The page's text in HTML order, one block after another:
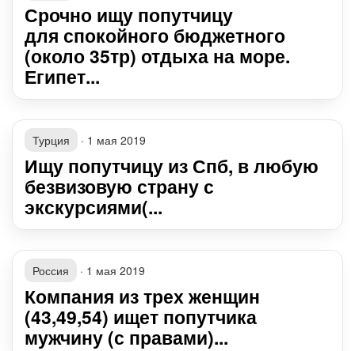
Срочно ищу попутчицу
для спокойного бюджетного
(около 35тр) отдыха на море.
Египет...
Турция · 1 мая 2019
Ищу попутчицу из Спб, в любую
безвизовую страну с
экскурсиями(...
Россия · 1 мая 2019
Компания из трех женщин
(43,49,54) ищет попутчика
мужчину (с правами)...